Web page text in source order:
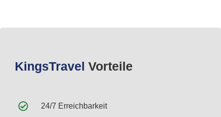
KingsTravel Vorteile
24/7 Erreichbarkeit